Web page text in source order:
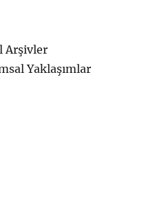
Arşivler
Yaklaşımlar